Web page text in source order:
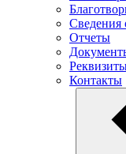
Сведения
Отчеты
Контакты